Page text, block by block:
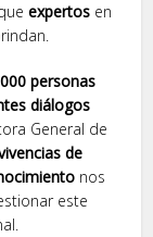
expertos en
personas
diálogos
General de
de
nos
este